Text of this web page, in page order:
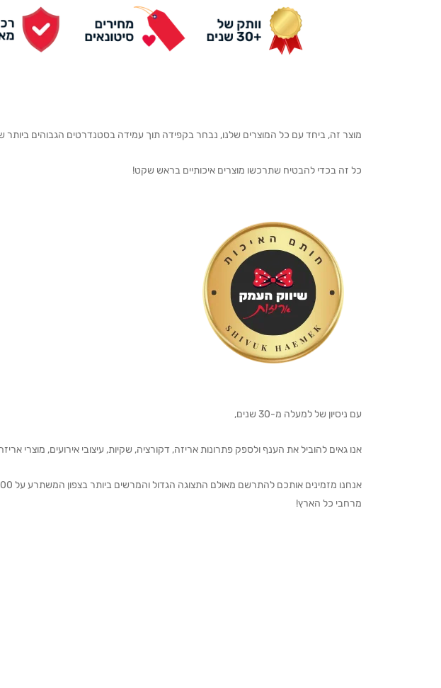
מוצר זה, ביחד עם כל המוצרים שלנו, נבחר בקפידה תוך עמידה בסטנדרטים הגבוהים ביותר
כל זה בכדי להבטיח שתרכשו מוצרים איכותיים בראש שקט!
עם ניסיון של למעלה מ-30 שנים,
אנו גאים להוביל את הענף ולספק פתרונות אריזה, דקורציה, שקיות, עיצובי אירועים, מוצרי
מרחבי כל הארץ!